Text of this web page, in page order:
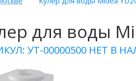
для воды
УТ-00000500 НЕТ В